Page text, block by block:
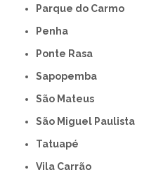
Parque do Carmo
Penha
Ponte Rasa
Sapopemba
São Mateus
São Miguel Paulista
Tatuapé
Vila Carrão